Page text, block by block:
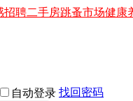
招聘二手房跳蚤市场健康
自动登录 找回密码